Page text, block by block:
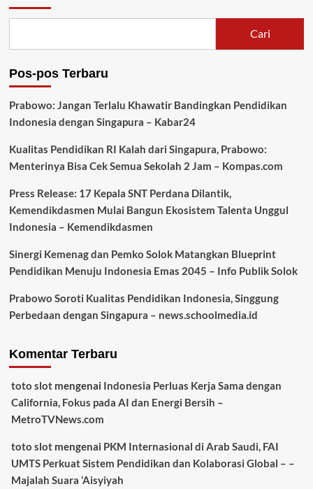
Cari
Pos-pos Terbaru
Prabowo: Jangan Terlalu Khawatir Bandingkan Pendidikan
Indonesia dengan Singapura – Kabar24
Kualitas Pendidikan RI Kalah dari Singapura, Prabowo:
Menterinya Bisa Cek Semua Sekolah 2 Jam – Kompas.com
Press Release: 17 Kepala SNT Perdana Dilantik,
Kemendikdasmen Mulai Bangun Ekosistem Talenta Unggul
Indonesia – Kemendikdasmen
Sinergi Kemenag dan Pemko Solok Matangkan Blueprint
Pendidikan Menuju Indonesia Emas 2045 – Info Publik Solok
Prabowo Soroti Kualitas Pendidikan Indonesia, Singgung
Perbedaan dengan Singapura – news.schoolmedia.id
Komentar Terbaru
toto slotmengenai Indonesia Perluas Kerja Sama dengan
California, Fokus pada AI dan Energi Bersih –
MetroTVNews.com
toto slotmengenai PKM Internasional di Arab Saudi, FAI
UMTS Perkuat Sistem Pendidikan dan Kolaborasi Global – –
Majalah Suara ‘Aisyiyah